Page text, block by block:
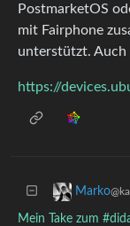
PostmarketOS
mit Fairphone
unterstützt. Auch
https://
Marko
Mein Take zum